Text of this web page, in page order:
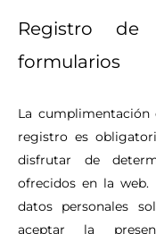
Registro
formularios
La
registro es
disfrutar de
ofrecidos en la
datos personales
aceptar la